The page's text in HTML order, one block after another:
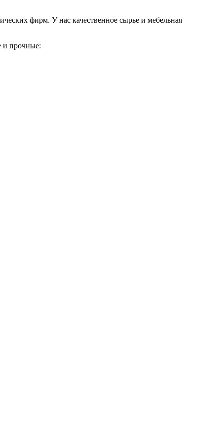
фирм. У нас качественное сырье и мебельная
и прочные: